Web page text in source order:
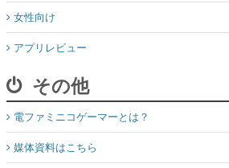
女性向け
アプリレビュー
その他
電ファミニコゲーマーとは？
媒体資料はこちら